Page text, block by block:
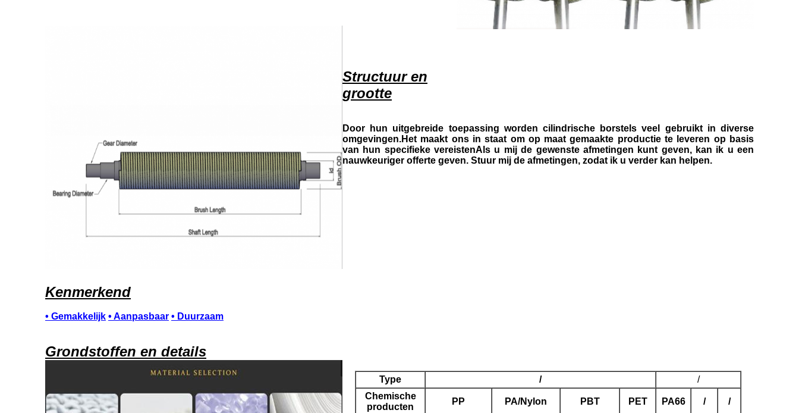
Structuur en
grootte
Door hun uitgebreide toepassing worden cilindrische borstels veel gebruikt in diverse
omgevingen.Het maakt ons in staat om op maat gemaakte productie te leveren op basis
van hun specifieke vereistenAls u mij de gewenste afmetingen kunt geven, kan ik u een
nauwkeuriger offerte geven. Stuur mij de afmetingen, zodat ik u verder kan helpen.
Kenmerkend
• Gemakkelijk • Aanpasbaar • Duurzaam
Grondstoffen en details
Type /
/
Chemische
producten
PP PA/Nylon PBT PET PA66 / /